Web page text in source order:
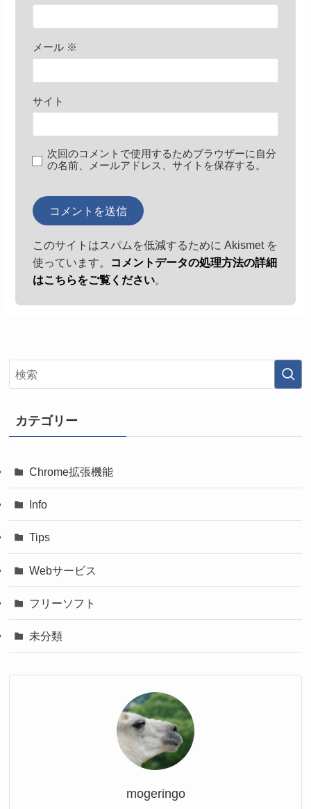
メール ※
サイト
次回のコメントで使用するためブラウザーに自分
の名前、メールアドレス、サイトを保存する。
このサイトはスパムを低減するために Akismet を
使っています。
コメントデータの処理方法の詳細
はこちらをご覧ください。
カテゴリー
Chrome拡張機能
Info
Tips
Webサービス
フリーソフト
未分類
mogeringo